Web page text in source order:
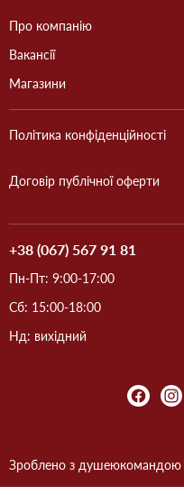
Про компанію
Вакансії
Магазини
Політика конфіденційності
Договір публічної оферти
+38 (067) 567 91 81
Пн-Пт: 9:00-17:00
Сб: 15:00-18:00
Нд: вихідний
Зроблено з душеюкомандою